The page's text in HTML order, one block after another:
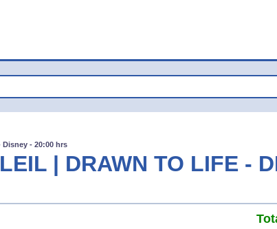
- 20:00 hrs
| DRAWN TO LIFE -